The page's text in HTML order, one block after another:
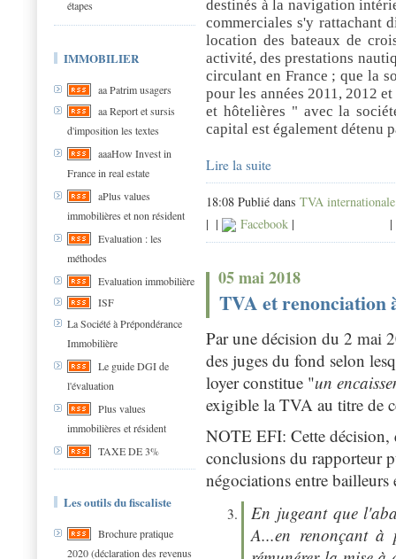
étapes
IMMOBILIER
aa Patrim usagers
aa Report et sursis
d'imposition les textes
aaaHow Invest in
France in real estate
aPlus values
immobilières et non résident
Evaluation : les
méthodes
Evaluation immobilière
ISF
La Société à Prépondérance
Immobilière
Le guide DGI de
l'évaluation
Plus values
immobilières et résident
TAXE DE 3%
Les outils du fiscaliste
Brochure pratique
2020 (déclaration des revenus
destinés à la navigation
commerciales s'y rattachant
location des bateaux de
activité, des prestations
circulant en France ; que la
pour les années 2011, 2012
et hôtelières " avec la
capital est également
Lire la suite
18:08 Publié dans TVA internationale
| | Facebook | |
05 mai 2018
TVA et renonciation
Par une décision du 2 mai
des juges du fond selon
loyer constitue "un
exigible la TVA au titre de
NOTE EFI: Cette décision,
conclusions du rapporteur
négociations entre bailleurs
En jugeant que
A...en renonçant à